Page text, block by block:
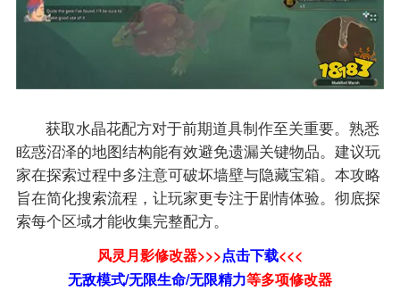
获取水晶花配方对于前期道具制作至关重要。熟悉
眩惑沼泽的地图结构能有效避免遗漏关键物品。建议玩
家在探索过程中多注意可破坏墙壁与隐藏宝箱。本攻略
旨在简化搜索流程，让玩家更专注于剧情体验。彻底探
索每个区域才能收集完整配方。
风灵月影修改器>>>点击下载<<<
无敌模式/无限生命/无限精力等多项修改器